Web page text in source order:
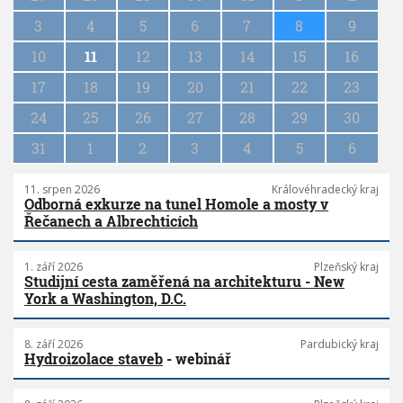
a
i
o
3
4 5 6 7 8
9
10
11 12 13 14 15
16
17
18 19 20 21 22
23
24
25 26 27 28 29
30
31
1 2 3 4 5 6
11. srpen 2026 Královéhradecký kraj
Odborná exkurze na tunel Homole a mosty v
Řečanech a Albrechticích
1. září 2026 Plzeňský kraj
Studijní cesta zaměřená na architekturu - New
York a Washington, D.C.
8. září 2026 Pardubický kraj
Hydroizolace staveb - webinář